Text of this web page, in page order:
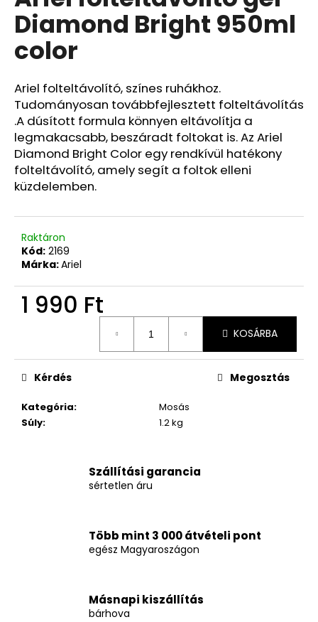
5-
ből
0,0
csillag.
Diamond Bright 950ml
color
Ariel folteltávolító, színes ruhákhoz.
Tudományosan továbbfejlesztett folteltávolítás
.A dúsított formula könnyen eltávolítja a
legmakacsabb, beszáradt foltokat is. Az Ariel
Diamond Bright Color egy rendkívül hatékony
folteltávolító, amely segít a foltok elleni
küzdelemben.
Raktáron
Kód: 2169
Márka:Ariel
1 990 Ft
KOSÁRBA
Kategória:
Mosás
Súly: 1.2 kg
Kérdés Megosztás
Szállítási garancia
sértetlen áru
Több mint 3 000 átvételi pont
egész Magyaroszágon
Másnapi kiszállítás
bárhova